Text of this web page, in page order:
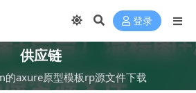
登录
供应链
的axure原型模板rp源文件下载